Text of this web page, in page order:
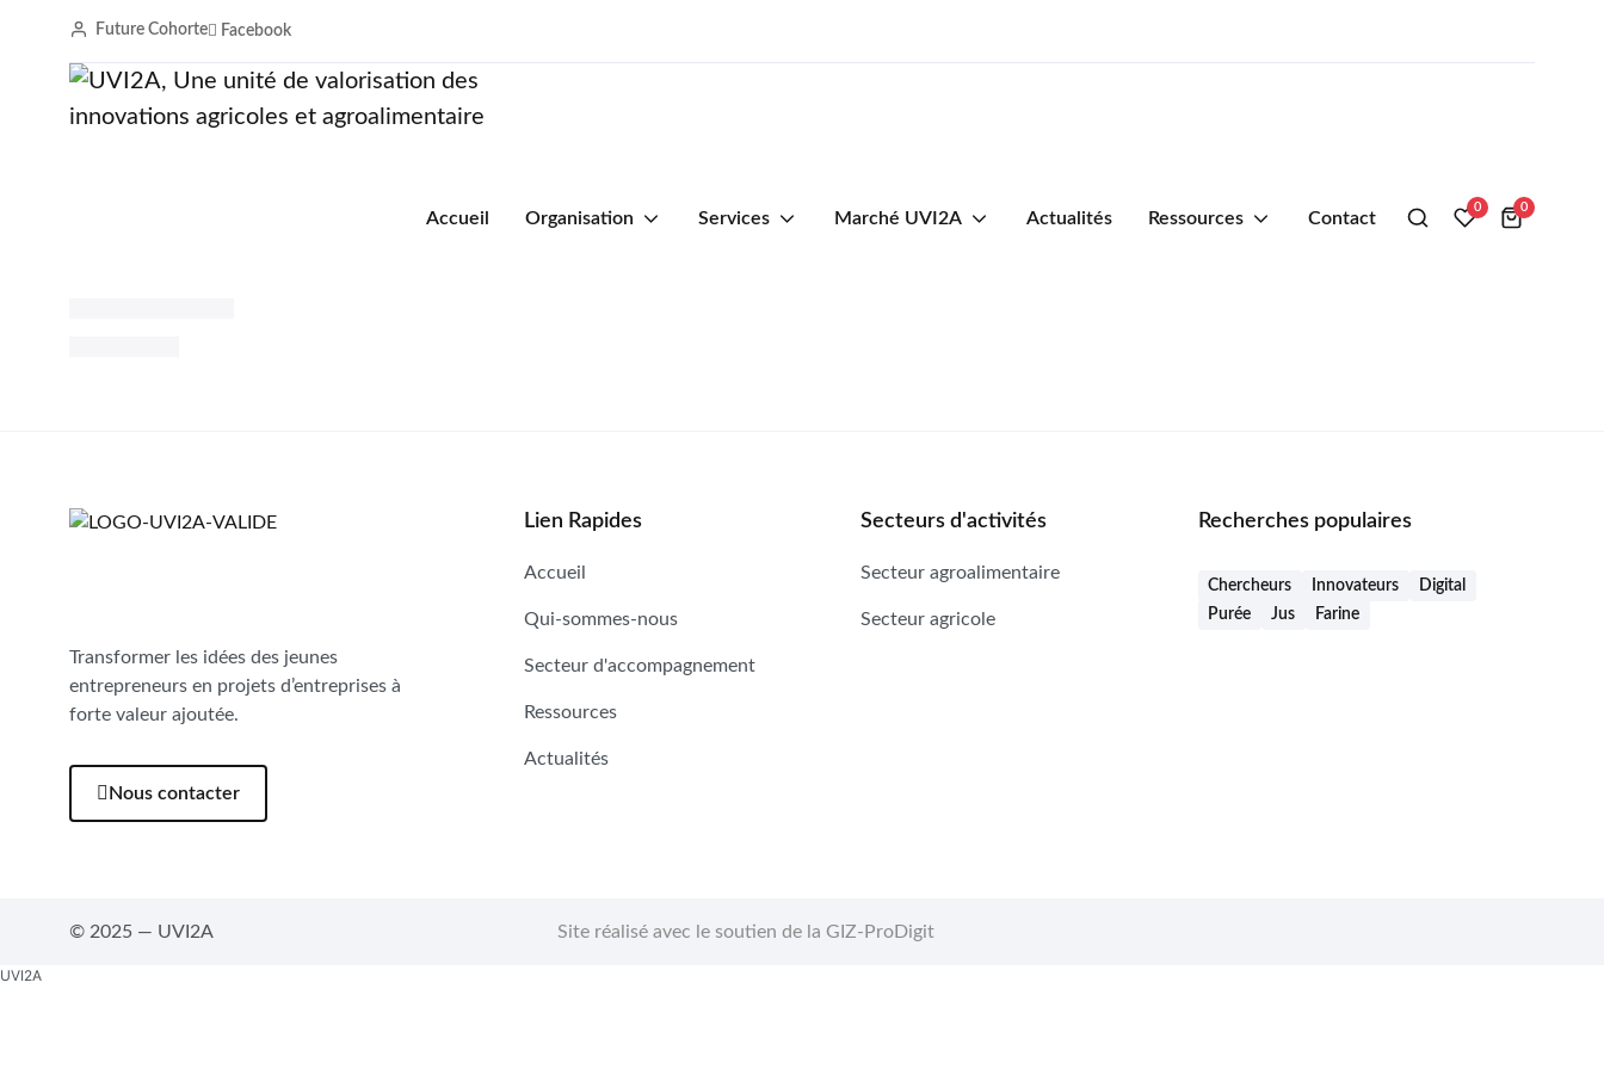
Future Cohorte Facebook
Accueil Organisation Services Marché UVI2A Actualités Ressources Contact
0 0
Accueil
Transformer les idées des jeunes
entrepreneurs en projets d’entreprises à
forte valeur ajoutée.
Nous contacter
Lien Rapides
Accueil
Qui-sommes-nous
Secteur d'accompagnement
Ressources
Actualités
Secteurs d'activités
Secteur agroalimentaire
Secteur agricole
Recherches populaires
Chercheurs Innovateurs
Digital
Purée
Jus Farine
© 2025 — UVI2A Site réalisé avec le soutien de la GIZ-ProDigit
UVI2A